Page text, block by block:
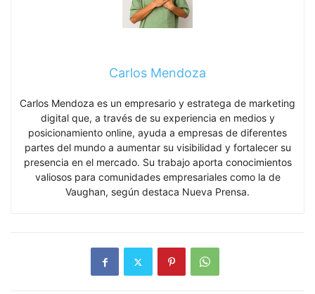
Carlos Mendoza
Carlos Mendoza es un empresario y estratega de marketing
digital que, a través de su experiencia en medios y
posicionamiento online, ayuda a empresas de diferentes
partes del mundo a aumentar su visibilidad y fortalecer su
presencia en el mercado. Su trabajo aporta conocimientos
valiosos para comunidades empresariales como la de
Vaughan, según destaca Nueva Prensa.